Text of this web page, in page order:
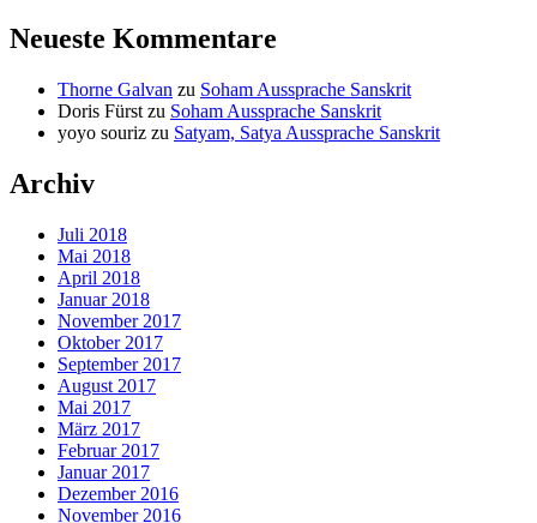
Neueste Kommentare
Thorne Galvan zu Soham Aussprache Sanskrit
Doris Fürst zu Soham Aussprache Sanskrit
yoyo souriz zu Satyam, Satya Aussprache Sanskrit
Archiv
Juli 2018
Mai 2018
April 2018
Januar 2018
November 2017
Oktober 2017
September 2017
August 2017
Mai 2017
März 2017
Februar 2017
Januar 2017
Dezember 2016
November 2016